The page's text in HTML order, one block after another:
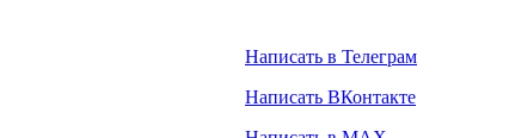
Написать в Телеграм
Написать ВКонтакте